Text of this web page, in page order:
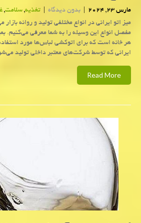
مارس 23, 2024 | بدون دیدگاه | تغذیه,سلامت,
میز اتو ایرانی در انواع مختلفی تولید و روانه
مفصل انواع این وسیله را به شما معرفی می‌کنیم.
هر خانه است که برای اتوکشی لباس‌ها مورد استفاده
ایرانی که توسط شرکت‌های معتبر داخلی تولید
Read More